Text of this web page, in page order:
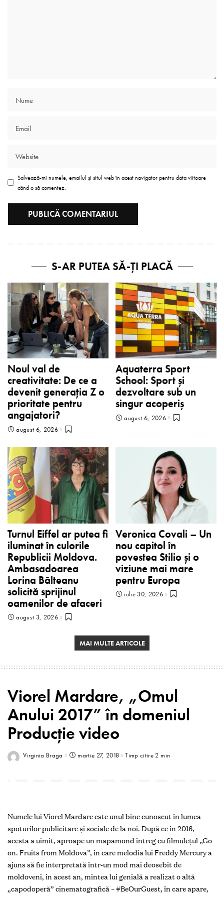
Salvează-mi numele, emailul și situl web în acest navigator pentru data viitoare
când o să comentez.
S-AR PUTEA SĂ-ȚI PLACĂ
Noul val de
creativitate: De ce a
devenit generația Z o
prioritate pentru
angajatori?
august 6, 2026
Aquaterra Sport
School: Sport și
dezvoltare sub un
singur acoperiș
august 6, 2026
Turnul Eiffel ar putea fi
iluminat în culorile
Republicii Moldova.
Ambasadoarea
Lorina Bălteanu
solicită sprijinul
oamenilor de afaceri
august 3, 2026
Veronica Covali – Un
nou capitol în
povestea Stilio și o
viziune mai mare
pentru Europa
iulie 30, 2026
MAI MULTE ARTICOLE
Viorel Mardare, „Omul
Anului 2017” în domeniul
Producție video
Virginia Braga martie 27, 2018 Timp citire 2 min
Numele lui Viorel Mardare este unul bine cunoscut în lumea
spoturilor publicitare şi sociale de la noi. După ce în 2016,
acesta a uimit, aproape un mapamond întreg cu filmuleţul „Go
on. Fruits from Moldova”, în care melodia lui Freddy Mercury a
ajuns să fie interpretată într-un mod mai deosebit de
moldoveni, în acest an, mintea lui genială a realizat o altă
„capodoperă” cinematografică – #BeOurGuest, în care apare,